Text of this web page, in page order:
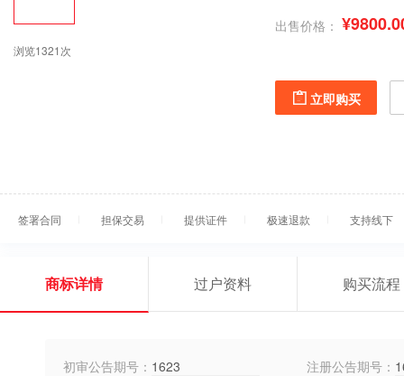
浏览1321次
出售价格：
立即购买
签署合同 担保交易 提供证件 极速退款 支持线下
商标详情 过户资料 购买流程
初审公告期号： 1623 注册公告期号：